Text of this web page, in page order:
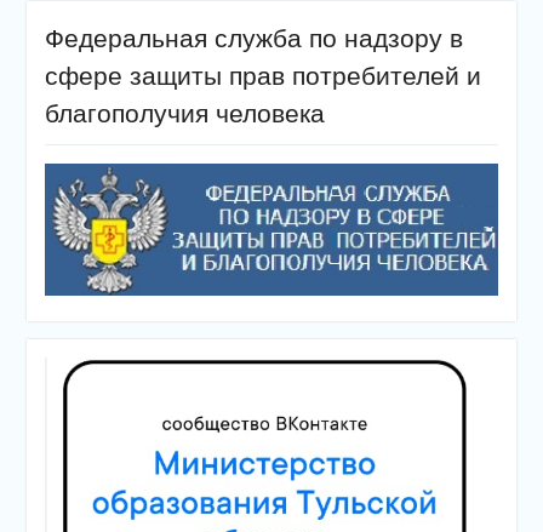
Федеральная служба по надзору в
сфере защиты прав потребителей и
благополучия человека